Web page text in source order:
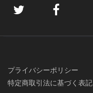
プライバシーポリシー
特定商取引法に基づく表記